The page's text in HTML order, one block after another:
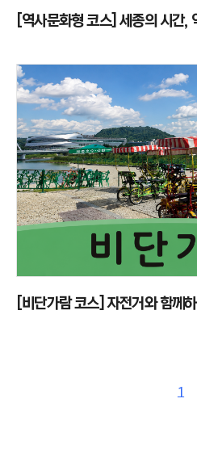
[역사문화형 코스] 세종의 시간,
[비단가람 코스] 자전거와 함께
1